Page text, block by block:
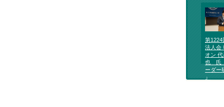
第
法人会
オン
也 氏
ーダー
』